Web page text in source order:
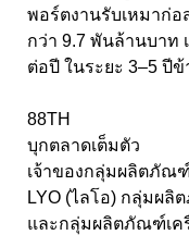
พอร์ตงานรับเหมาก่อ
กว่า 9.7 พันล้านบาท
ต่อปี ในระยะ 3–5 ปีข้
88TH
บุกตลาดเต็มตัว
เจ้าของกลุ่มผลิตภัณ
LYO (ไลโอ) กลุ่มผ
และกลุ่มผลิตภัณฑ์เครื่